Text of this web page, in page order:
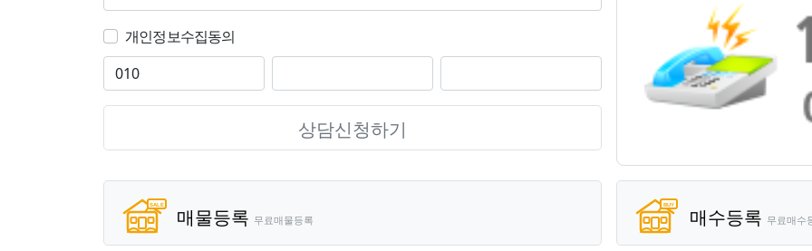
개인정보수집동의
상담신청하기
매물등록 무료매물등록 매수등록 무료매수